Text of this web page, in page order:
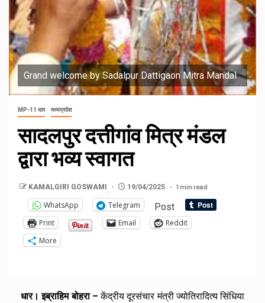
Grand welcome by Sadalpur Dattigaon Mitra Mandal
MP-11 धार मध्यप्रदेश
सादलपुर दत्तीगांव मित्र मंडल
द्वारा भव्य स्वागत
KAMALGIRI GOSWAMI 19/04/2025 1 min read
WhatsApp Telegram Post
Print Email
Reddit
More
धार। इब्राहिम बोहरा – केंद्रीय दूरसंचार मंत्री ज्योतिरादित्य सिंधिया